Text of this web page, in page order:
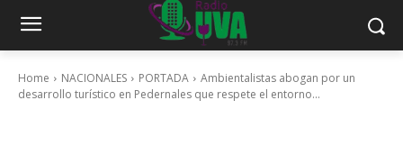
Home NACIONALES PORTADA
Ambientalistas abogan por un
desarrollo turístico en Pedernales que respete el entorno...